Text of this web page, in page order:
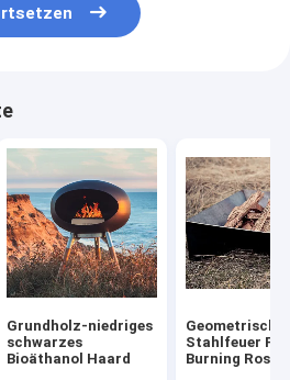
Grundholz-niedriges
schwarzes
Bioäthanol Haard
Stahlfeuer Pit
Burning Rost